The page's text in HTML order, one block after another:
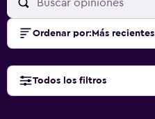
Ordenar por: Más recientes
Todos los filtros